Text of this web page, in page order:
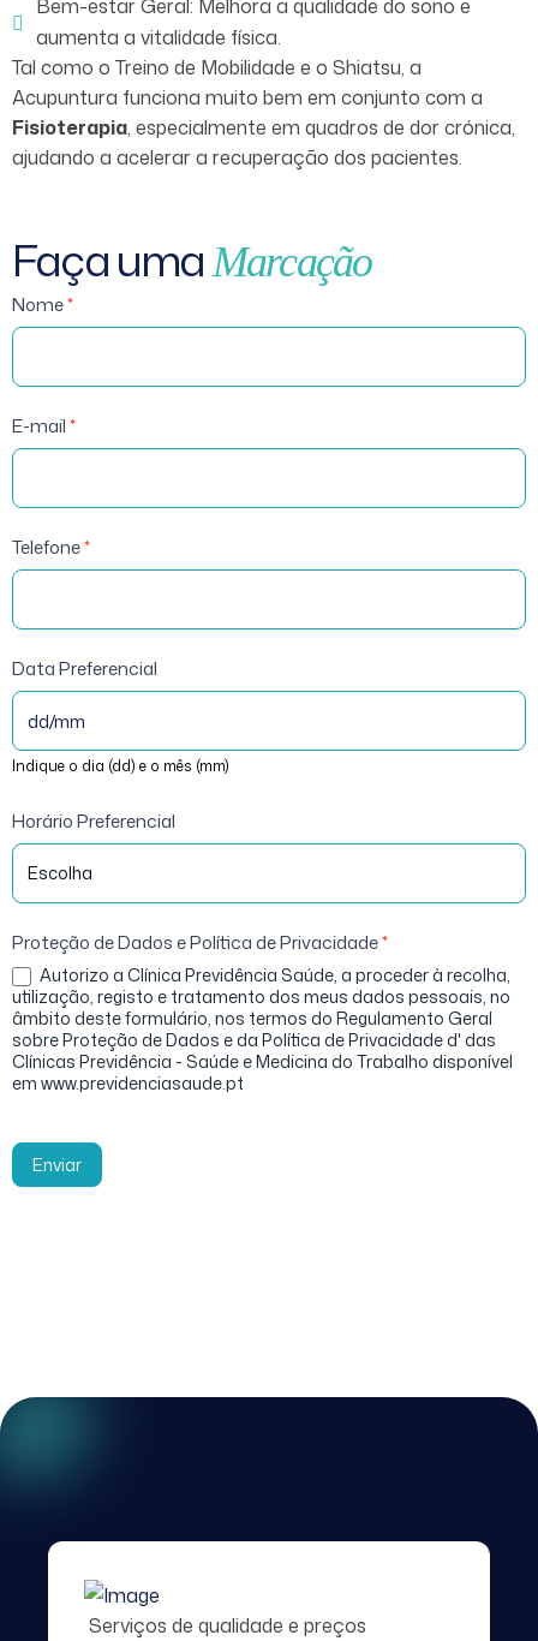
Bem-estar Geral: Melhora a qualidade do sono e
aumenta a vitalidade física.
Tal como o Treino de Mobilidade e o Shiatsu, a
Acupuntura funciona muito bem em conjunto com a
Fisioterapia, especialmente em quadros de dor crónica,
ajudando a acelerar a recuperação dos pacientes.
Faça umaMarcação
Acupuntura-
Marcação
Nome*
E-mail*
Telefone*
Data Preferencial
Indique o dia (dd) e o mês (mm)
Horário Preferencial
Proteção de Dados e Política de Privacidade*
Autorizo a Clínica Previdência Saúde, a proceder à recolha,
utilização, registo e tratamento dos meus dados pessoais, no
âmbito deste formulário, nos termos do Regulamento Geral
sobre Proteção de Dados e da Política de Privacidade d' das
Clínicas Previdência - Saúde e Medicina do Trabalho disponível
em www.previdenciasaude.pt
Enviar
Serviços de qualidade e preços